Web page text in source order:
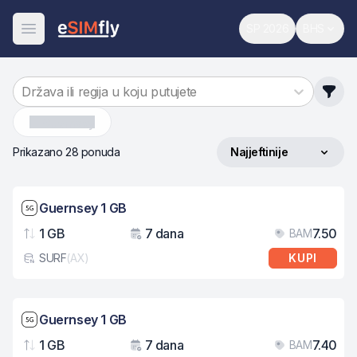
Otvori meni Svjetsko
Država ili regija u koju putujete
Prikazano 28 ponuda Sortiraj po
Najjeftinije
Brzina mreže: 5G
Guernsey 1 GB
Podaci
1 GB
Važenje
7 dana BAM7.50
Tip eSIM kartice
SURF(AX) KUPI
Brzina mreže: 5G
Guernsey 1 GB
Podaci
1 GB
Važenje
7 dana BAM7.40